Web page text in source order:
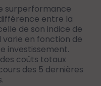
surperformance
entre la
de son indice de
en fonction de
investissement.
coûts totaux
des 5 dernières